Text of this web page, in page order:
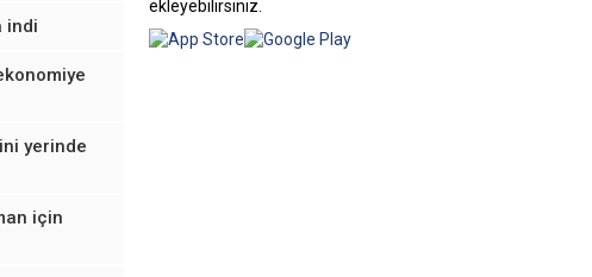
indi
yerinde
için
ekleyebilirsiniz.